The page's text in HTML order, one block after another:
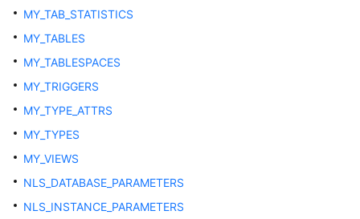
区
载
管
表
MY_TAB_STATISTICS
MY_TABLES
MY_TABLESPACES
MY_TRIGGERS
MY_TYPE_ATTRS
MY_TYPES
MY_VIEWS
NLS_DATABASE_PARAMETERS
NLS_INSTANCE_PARAMETERS